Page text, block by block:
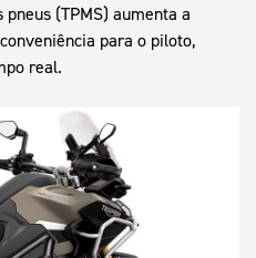
(TPMS) aumenta a
para o piloto,
real.